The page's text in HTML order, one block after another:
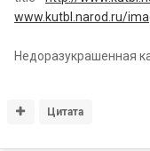
www.kutbl.narod.ru/
Недоразукрашенная
Цитата